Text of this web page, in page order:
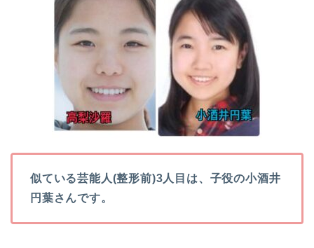
似ている芸能人(整形前)3人目は、子役の小酒井
円葉さんです。